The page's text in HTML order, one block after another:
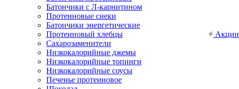
Батончики с Л-карнитином
Протеиновые снеки
Батончики энергетические
Протеиновый хлебцы
Сахарозаменители
Низкокалорийные джемы
Низкокалорийные топинги
Низкокалорийные соусы
Печенье протеиновое
Акции